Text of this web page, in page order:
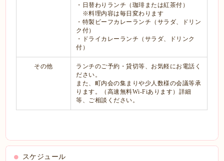
・日替わりランチ（珈琲または紅茶付）
※料理内容は毎日変わります
・特製ビーフカレーランチ（サラダ、ドリン
ク付）
・ドライカレーランチ（サラダ、ドリンク
付）
その他
ランチのご予約・貸切等、お気軽にお電話く
ださい。
また、町内会の集まりや少人数様の会議等承
ります。（高速無料Wi-Fiあります）詳細
等、ご相談ください。
スケジュール